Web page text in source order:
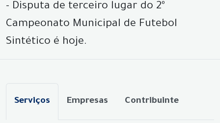
- Disputa de terceiro lugar do 2º
Campeonato Municipal de Futebol
Sintético é hoje.
Serviços Empresas Contribuinte